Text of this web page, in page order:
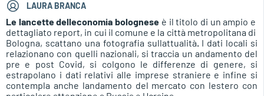
LAURA BRANCA
Le lancette delleconomia bolognese è il titolo di un ampio e
dettagliato report, in cui il comune e la città metropolitana di
Bologna, scattano una fotografia sullattualità. I dati locali si
relazionano con quelli nazionali, si traccia un andamento del
pre e post Covid, si colgono le differenze di genere, si
estrapolano i dati relativi alle imprese straniere e infine si
contempla anche landamento del mercato con lestero con